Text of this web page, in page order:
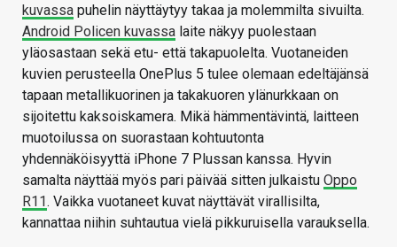
kuvassa puhelin näyttäytyy takaa ja molemmilta sivuilta.
Android Policen kuvassa laite näkyy puolestaan
yläosastaan sekä etu- että takapuolelta. Vuotaneiden
kuvien perusteella OnePlus 5 tulee olemaan edeltäjänsä
tapaan metallikuorinen ja takakuoren ylänurkkaan on
sijoitettu kaksoiskamera. Mikä hämmentävintä, laitteen
muotoilussa on suorastaan kohtuutonta
yhdennäköisyyttä iPhone 7 Plussan kanssa. Hyvin
samalta näyttää myös pari päivää sitten julkaistu Oppo
R11. Vaikka vuotaneet kuvat näyttävät virallisilta,
kannattaa niihin suhtautua vielä pikkuruisella varauksella.